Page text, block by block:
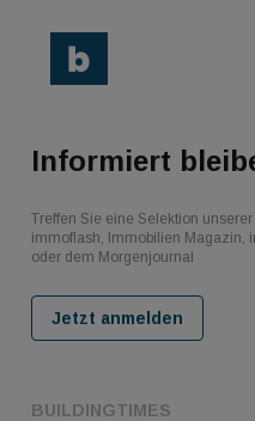
BUILDINGTIMES
Informiert
Treffen Sie eine Selektion
immoflash, Immobilien Magazin,
oder dem Morgenjournal
Jetzt anmelden